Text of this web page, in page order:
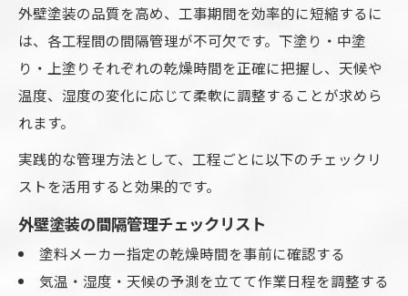
外壁塗装の品質を高め、工事期間を効率的に短縮するに
は、各工程間の間隔管理が不可欠です。下塗り・中塗
り・上塗りそれぞれの乾燥時間を正確に把握し、天候や
温度、湿度の変化に応じて柔軟に調整することが求めら
れます。
実践的な管理方法として、工程ごとに以下のチェックリ
ストを活用すると効果的です。
外壁塗装の間隔管理チェックリスト
塗料メーカー指定の乾燥時間を事前に確認する
気温・湿度・天候の予測を立てて作業日程を調整する